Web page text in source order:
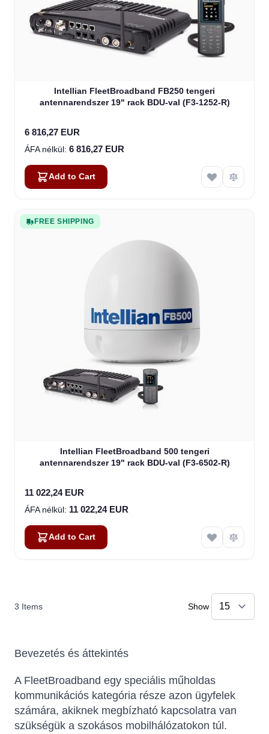
Intellian FleetBroadband FB250 tengeri
antennarendszer 19" rack BDU-val (F3-1252-R)
6 816,27 EUR
6 816,27 EUR
Add to Cart
FREE SHIPPING
Intellian FleetBroadband 500 tengeri
antennarendszer 19" rack BDU-val (F3-6502-R)
11 022,24 EUR
11 022,24 EUR
Add to Cart
3 Items Show
Bevezetés és áttekintés
A FleetBroadband egy speciális műholdas
kommunikációs kategória része azon ügyfelek
számára, akiknek megbízható kapcsolatra van
szükségük a szokásos mobilhálózatokon túl.